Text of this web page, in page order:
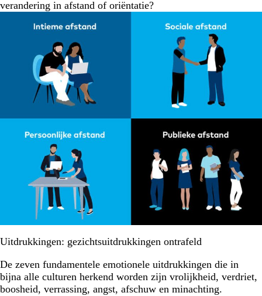
verandering in afstand of oriëntatie?
Uitdrukkingen: gezichtsuitdrukkingen ontrafeld
De zeven fundamentele emotionele uitdrukkingen die in
bijna alle culturen herkend worden zijn vrolijkheid, verdriet,
boosheid, verrassing, angst, afschuw en minachting.